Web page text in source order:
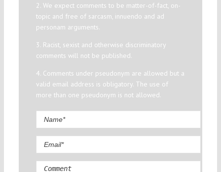
2. We expect comments to be matter-of-fact, on-
topic and free of sarcasm, innuendo and ad
personam arguments.
3. Racist, sexist and otherwise discriminatory
comments will not be published.
4. Comments under pseudonym are allowed but a
valid email address is obligatory. The use of
more than one pseudonym is not allowed.
Comment